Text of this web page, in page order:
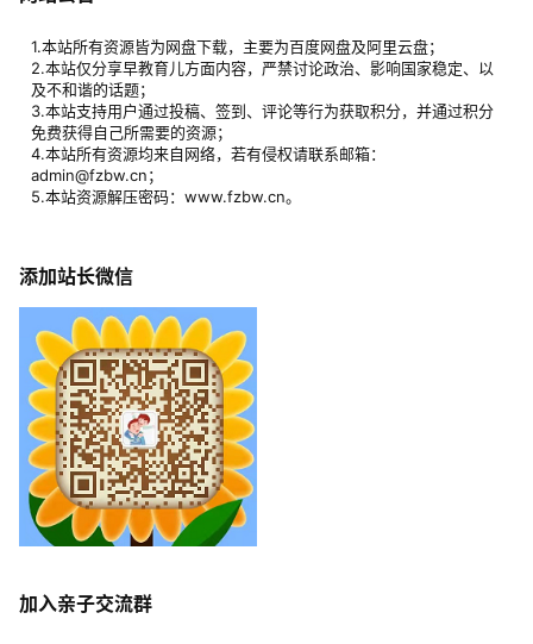
1.本站所有资源皆为网盘下载，主要为百度网盘及阿里云盘；
2.本站仅分享早教育儿方面内容，严禁讨论政治、影响国家稳定、以
及不和谐的话题；
3.本站支持用户通过投稿、签到、评论等行为获取积分，并通过积分
免费获得自己所需要的资源；
4.本站所有资源均来自网络，若有侵权请联系邮箱：
admin@fzbw.cn；
5.本站资源解压密码：www.fzbw.cn。
添加站长微信
加入亲子交流群